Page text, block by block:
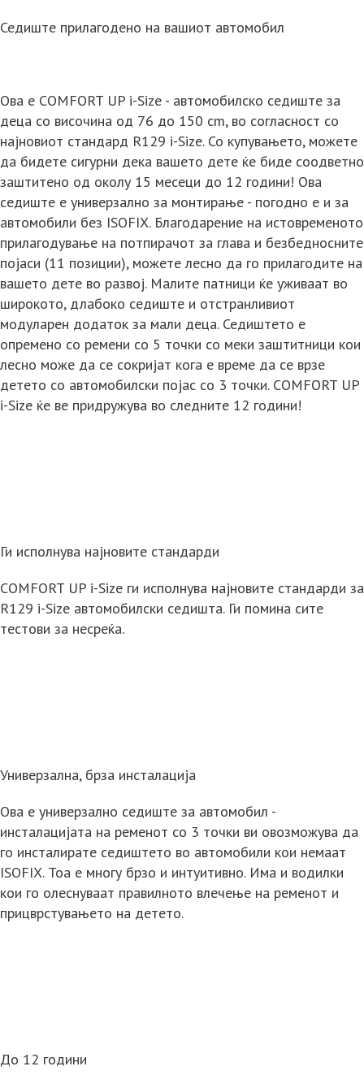
Седиште прилагодено на вашиот автомобил
Ова е COMFORT UP i-Size - автомобилско седиште за
деца со височина од 76 до 150 cm, во согласност со
најновиот стандард R129 i-Size. Со купувањето, можете
да бидете сигурни дека вашето дете ќе биде соодветно
заштитено од околу 15 месеци до 12 години! Ова
седиште е универзално за монтирање - погодно е и за
автомобили без ISOFIX. Благодарение на истовременото
прилагодување на потпирачот за глава и безбедносните
појаси (11 позиции), можете лесно да го прилагодите на
вашето дете во развој. Малите патници ќе уживаат во
широкото, длабоко седиште и отстранливиот
модуларен додаток за мали деца. Седиштето е
опремено со ремени со 5 точки со меки заштитници кои
лесно може да се сокријат кога е време да се врзе
детето со автомобилски појас со 3 точки. COMFORT UP
i-Size ќе ве придружува во следните 12 години!
Ги исполнува најновите стандарди
COMFORT UP i-Size ги исполнува најновите стандарди за
R129 i-Size автомобилски седишта. Ги помина сите
тестови за несреќа.
Универзална, брза инсталација
Ова е универзално седиште за автомобил -
инсталацијата на ременот со 3 точки ви овозможува да
го инсталирате седиштето во автомобили кои немаат
ISOFIX. Тоа е многу брзо и интуитивно. Има и водилки
кои го олеснуваат правилното влечење на ременот и
прицврстувањето на детето.
До 12 години